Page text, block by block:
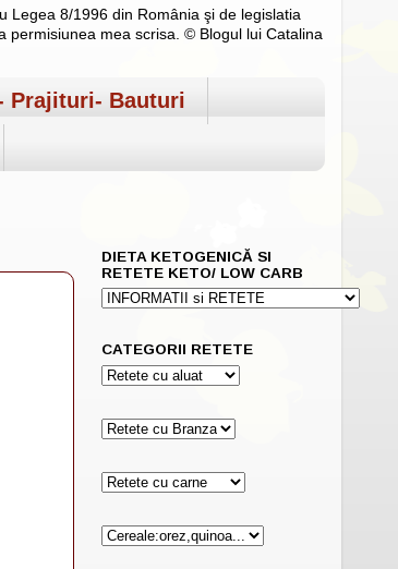
Legea 8/1996 din România şi de legislatia
permisiunea mea scrisa. © Blogul lui Catalina
Prajituri- Bauturi
DIETA KETOGENICĂ SI
RETETE KETO/ LOW CARB
CATEGORII RETETE